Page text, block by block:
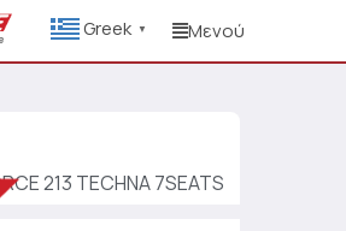
Greek ▼ Μενού
213 TECHNA 7SEATS